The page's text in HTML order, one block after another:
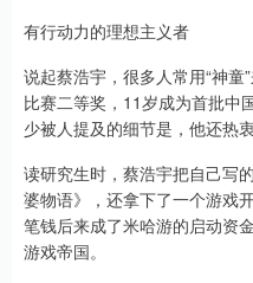
有行动力的理想主义者
说起蔡浩宇，很多人常用“神
比赛二等奖，11岁成为首批中
少被人提及的细节是，他还热
读研究生时，蔡浩宇把自己写
婆物语》，还拿下了一个游戏
笔钱后来成了米哈游的启动资
游戏帝国。